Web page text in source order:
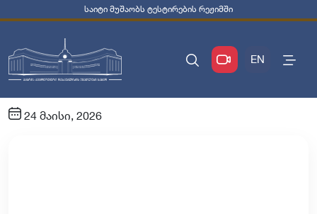
საიტი მუშაობს ტესტირების რეჟიმში
EN
24 მაისი, 2026